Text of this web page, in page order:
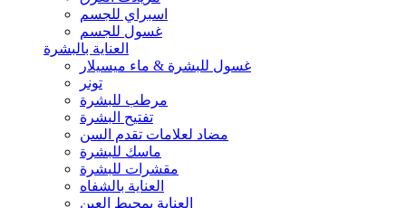
اسبراي للجسم
غسول للجسم
العناية بالبشرة
غسول للبشرة & ماء ميسيلار
تونر
مرطب للبشرة
تفتيح البشرة
مضاد لعلامات تقدم السن
ماسك للبشرة
مقشرات للبشرة
العناية بالشفاه
العناية بمحيط العين